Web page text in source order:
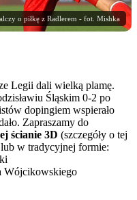
o piłkę z Radlerem - fot. Mishka
Legii dali wielką plamę.
Śląskim 0-2 po
dopingiem wspierało
Zapraszamy do
ścianie 3D (szczegóły o tej
w tradycyjnej formie:
Wójcikowskiego